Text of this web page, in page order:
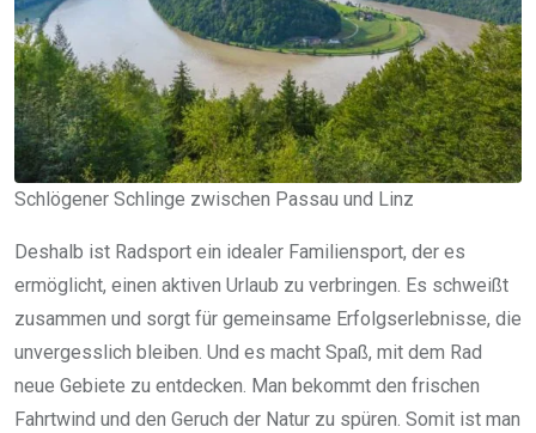
Schlögener Schlinge zwischen Passau und Linz
Deshalb ist Radsport ein idealer Familiensport, der es
ermöglicht, einen aktiven Urlaub zu verbringen. Es schweißt
zusammen und sorgt für gemeinsame Erfolgserlebnisse, die
unvergesslich bleiben. Und es macht Spaß, mit dem Rad
neue Gebiete zu entdecken. Man bekommt den frischen
Fahrtwind und den Geruch der Natur zu spüren. Somit ist man